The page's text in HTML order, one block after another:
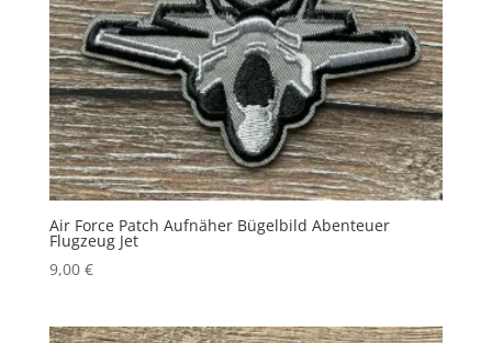
Air Force Patch Aufnäher Bügelbild Abenteuer
Flugzeug Jet
9,00 €